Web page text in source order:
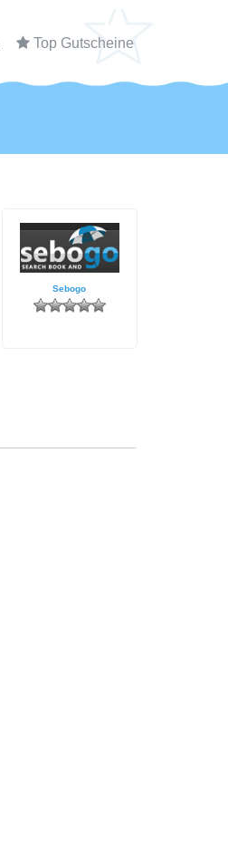
Top Gutscheine
Sebogo